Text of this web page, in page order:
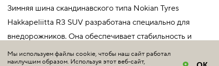
Зимняя шина скандинавского типа Nokian Tyres
Hakkapeliitta R3 SUV разработана специально для
внедорожников. Она обеспечивает стабильность и
комфорт при вождении, а усиленные арамидом
Мы используем файлы cookie, чтобы наш сайт работал
наилучшим образом. Используя этот веб-сайт,